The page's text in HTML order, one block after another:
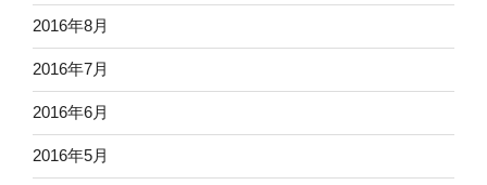
2016年8月
2016年7月
2016年6月
2016年5月